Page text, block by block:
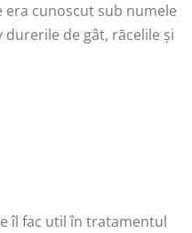
cunoscut sub numele
durerile de gât, răcelile și
îl fac util în tratamentul